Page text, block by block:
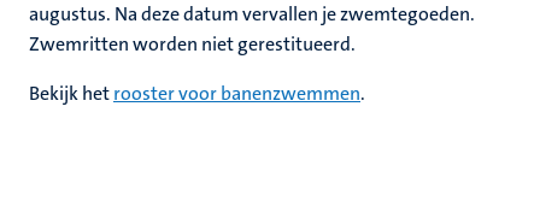
augustus. Na deze datum vervallen je zwemtegoeden.
Zwemritten worden niet gerestitueerd.
Bekijk hetrooster voor banenzwemmen.